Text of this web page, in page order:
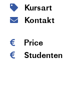
Kursart
Kontakt
Price
Studenten